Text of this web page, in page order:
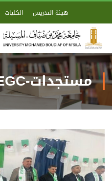
هيئة التدريس الكليات
مستجدات-SEGC